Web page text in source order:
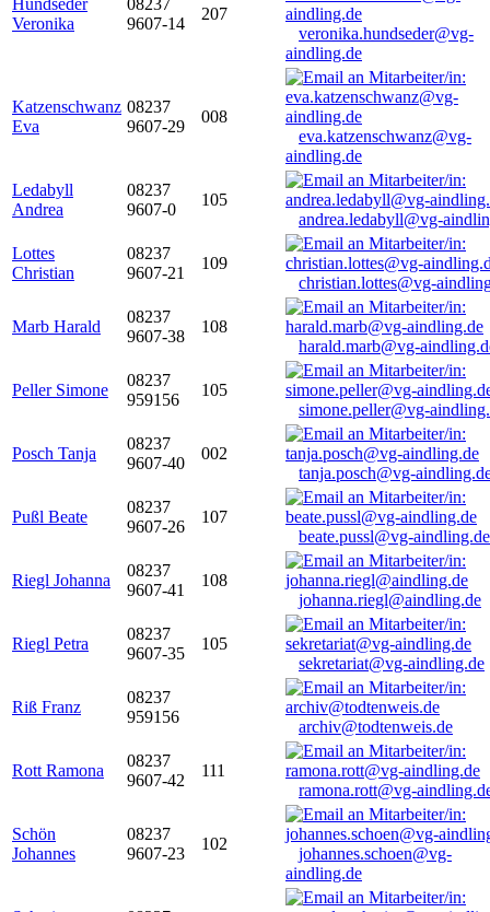
Hundseder
Veronika
08237
9607-14
207
veronika.hundseder@vg-
aindling.de
Katzenschwanz
Eva
08237
9607-29
008
eva.katzenschwanz@vg-
aindling.de
Ledabyll
Andrea
08237
9607-0
105
andrea.ledabyll@vg-
Lottes
Christian
08237
9607-21
109
christian.lottes@vg-
Marb Harald
08237
9607-38
108
harald.marb@vg-
Peller Simone
08237
959156
105
simone.peller@vg-
Posch Tanja
08237
9607-40
002
tanja.posch@vg-
Pußl Beate
08237
9607-26
107
beate.pussl@vg-aindling.de
Riegl Johanna
08237
9607-41
108
johanna.riegl@aindling.de
Riegl Petra
08237
9607-35
105
sekretariat@vg-aindling.de
Riß Franz
08237
959156
archiv@todtenweis.de
Rott Ramona
08237
9607-42
111
ramona.rott@vg-
Schön
Johannes
08237
9607-23
102
johannes.schoen@vg-
aindling.de